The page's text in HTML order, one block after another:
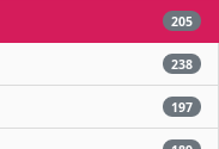
205
238
197